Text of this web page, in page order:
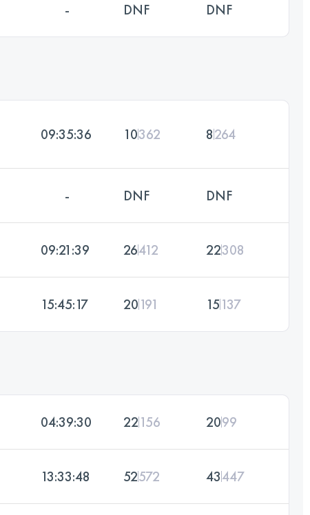
- DNF DNF
09:35:36 10362 8264
- DNF DNF
09:21:39 26412 22308
15:45:17 20191 15137
04:39:30 22156 2099
13:33:48 52572 43447